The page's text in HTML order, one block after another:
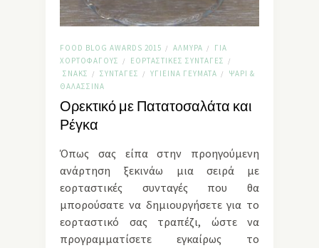
FOOD BLOG AWARDS 2015 / ΑΛΜΥΡΆ /
ΓΙΑ
ΧΟΡΤΟΦΆΓΟΥΣ
/ ΕΟΡΤΑΣΤΙΚΈΣ ΣΥΝΤΑΓΈΣ /
ΣΝΑΚΣ / ΣΥΝΤΑΓΈΣ / ΥΓΙΕΙΝΆ ΓΕΎΜΑΤΑ /
ΨΆΡΙ &
ΘΑΛΑΣΣΙΝΆ
Ορεκτικό με Πατατοσαλάτα και
Ρέγκα
Όπως σας είπα στην προηγούμενη
ανάρτηση ξεκινάω μια σειρά με
εορταστικές συνταγές που θα
μπορούσατε να δημιουργήσετε για το
εορταστικό σας τραπέζι, ώστε να
προγραμματίσετε εγκαίρως το